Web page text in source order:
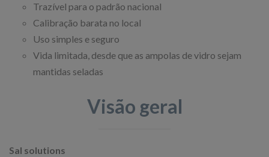
Trazível para o padrão nacional
Calibração barata no local
Uso simples e seguro
Vida limitada, desde que as ampolas de vidro sejam
mantidas seladas
Visão geral
Sal solutions